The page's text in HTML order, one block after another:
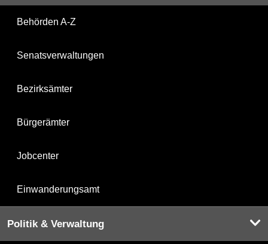
Behörden A-Z
Senatsverwaltungen
Bezirksämter
Bürgerämter
Jobcenter
Einwanderungsamt
Politik & Verwaltung